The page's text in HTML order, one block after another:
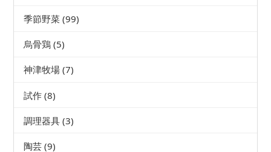
季節野菜 (99)
烏骨鶏 (5)
神津牧場 (7)
試作 (8)
調理器具 (3)
陶芸 (9)